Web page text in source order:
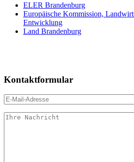
ELER Brandenburg
Europäische Kommission,
Entwicklung
Land Brandenburg
Kontaktformular